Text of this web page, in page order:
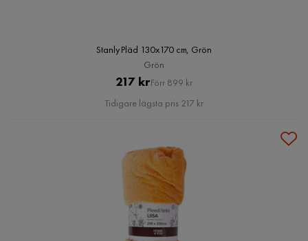
Stanly Pläd 130x170 cm, Grön
Grön
Pris
217 krOriginal
Pris
Förr 899 kr
Tidigare lägsta pris 217 kr